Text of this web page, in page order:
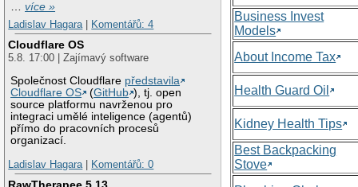
…více »
Ladislav Hagara
Komentářů: 4
Cloudflare OS
5.8. 17:00 | Zajímavý software
Společnost Cloudflare představila
Cloudflare OS
(GitHub ), tj. open
source platformu navrženou pro
integraci umělé inteligence (agentů)
přímo do pracovních procesů
organizací.
Ladislav Hagara
Komentářů: 0
Business Invest
Models
About Income Tax
Health Guard Oil
Kidney Health Tips
Best Backpacking
Stove